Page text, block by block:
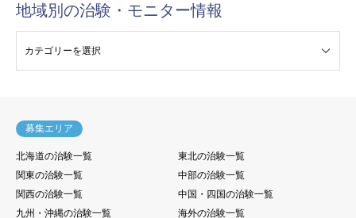
地域別の治験・モニター情報
募集エリア
北海道の治験一覧
東北の治験一覧
関東の治験一覧
中部の治験一覧
関西の治験一覧
中国・四国の治験一覧
九州・沖縄の治験一覧
海外の治験一覧